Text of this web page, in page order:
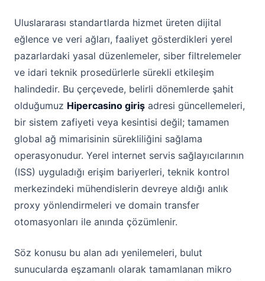
Uluslararası standartlarda hizmet üreten dijital
eğlence ve veri ağları, faaliyet gösterdikleri yerel
pazarlardaki yasal düzenlemeler, siber filtrelemeler
ve idari teknik prosedürlerle sürekli etkileşim
halindedir. Bu çerçevede, belirli dönemlerde şahit
olduğumuz Hipercasino giriş adresi güncellemeleri,
bir sistem zafiyeti veya kesintisi değil; tamamen
global ağ mimarisinin sürekliliğini sağlama
operasyonudur. Yerel internet servis sağlayıcılarının
(ISS) uyguladığı erişim bariyerleri, teknik kontrol
merkezindeki mühendislerin devreye aldığı anlık
proxy yönlendirmeleri ve domain transfer
otomasyonları ile anında çözümlenir.
Söz konusu bu alan adı yenilemeleri, bulut
sunucularda eşzamanlı olarak tamamlanan mikro